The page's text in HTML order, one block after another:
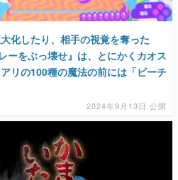
化したり、相手の視覚を奪った
ーをぶっ壊せ』は、とにかくカオス
リの100種の魔法の前には「ビーチ
2024年9月13日 公開